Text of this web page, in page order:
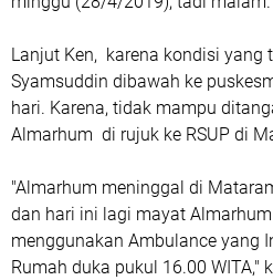
Lanjut Ken, karena kondisi yang
Syamsuddin dibawah ke
hari. Karena, tidak mampu
Almarhum di rujuk ke RSUP di
"Almarhum meninggal di
dan hari ini lagi mayat
menggunakan Ambulance yang
Rumah duka pukul 16.00 WITA,"